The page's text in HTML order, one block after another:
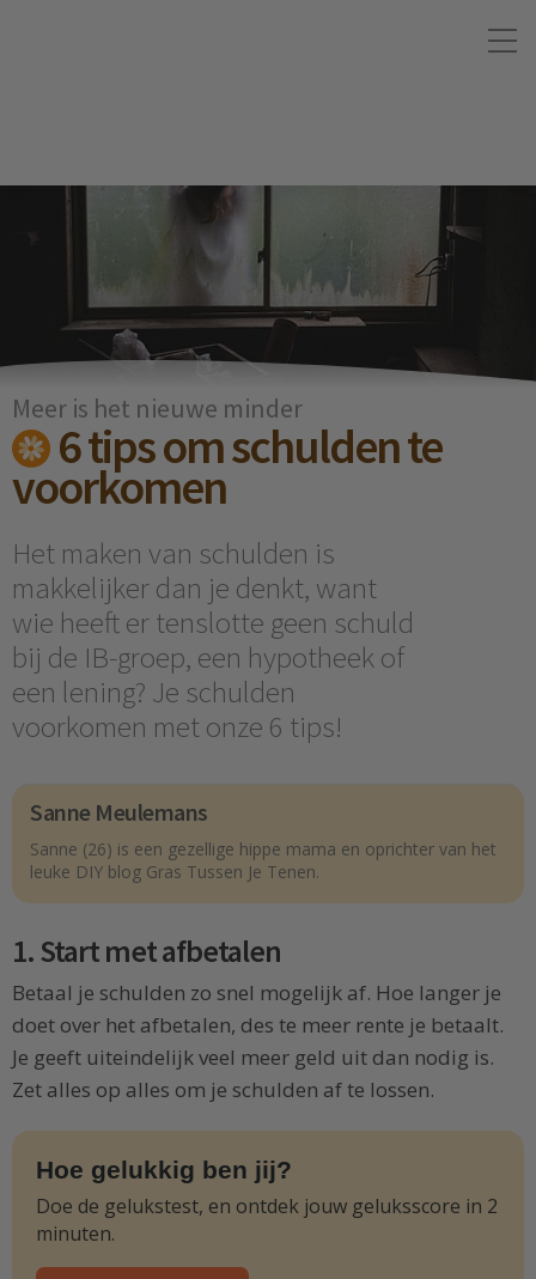
Meer is het nieuwe minder
6 tips om schulden te
voorkomen
Het maken van schulden is
makkelijker dan je denkt, want
wie heeft er tenslotte geen schuld
bij de IB-groep, een hypotheek of
een lening? Je schulden
voorkomen met onze 6 tips!
Sanne Meulemans
Sanne (26) is een gezellige hippe mama en oprichter van het
leuke DIY blog Gras Tussen Je Tenen.
1. Start met afbetalen
Betaal je schulden zo snel mogelijk af. Hoe langer je
doet over het afbetalen, des te meer rente je betaalt.
Je geeft uiteindelijk veel meer geld uit dan nodig is.
Zet alles op alles om je schulden af te lossen.
Hoe gelukkig ben jij?
Doe de gelukstest, en ontdek jouw geluksscore in 2
minuten.